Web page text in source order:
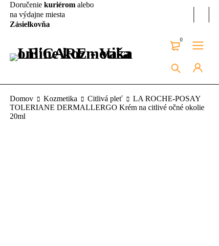
Doručenie kuriérom alebo
na výdajne miesta
Zásielkovňa
0
Domov Kozmetika Citlivá pleť
LA ROCHE-POSAY
TOLERIANE DERMALLERGO Krém na citlivé očné okolie
20ml